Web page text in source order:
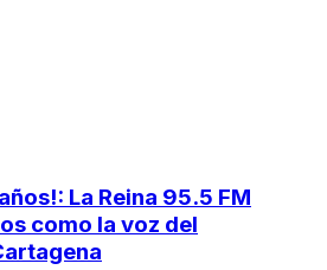
La Reina 95.5 FM
como la voz del